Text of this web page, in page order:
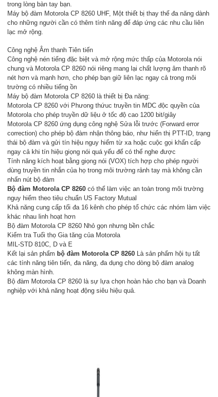
trong lòng bàn tay bạn.
Máy bộ đàm Motorola CP 8260 UHF, Một thiết bị thay thế đa năng dành
cho những người cần có thêm tính năng để đáp ứng các nhu cầu liên
lạc mở rộng.
Công nghệ Âm thanh Tiên tiến
Công nghệ nén tiếng đặc biệt và mở rộng mức thấp của Motorola nói
chung và Motorola CP 8260 nói riêng mang lại chất lượng âm thanh rõ
nét hơn và mạnh hơn, cho phép bạn giữ liên lạc ngay cả trong môi
trường có nhiều tiếng ồn
Máy bộ đàm Motorola CP 8260 là thiết bị Đa năng:
Motorola CP 8260 với Phưong thứuc truyền tin MDC độc quyền của
Motorola cho phép truyền dữ liệu ở tốc độ cao 1200 bit/giây
Motorola CP 8260 ứng dụng công nghệ Sửa lỗi trước (Forward error
correction) cho phép bộ đàm nhận thông báo, như hiển thị PTT-ID, trạng
thái bộ đàm và gửi tín hiệu nguy hiểm từ xa hoặc cuộc gọi khẩn cấp
ngay cả khi tín hiệu giọng nói quá yếu để có thể nghe được
Tính năng kích hoạt bằng giọng nói (VOX) tích hợp cho phép người
dùng truyền tin nhắn của họ trong môi trường rảnh tay mà không cần
nhấn nút bộ đàm
Bộ đàm Motorola CP 8260 có thể làm việc an toàn trong môi trường
nguy hiểm theo tiêu chuẩn US Factory Mutual
Khả năng cung cấp tối đa 16 kênh cho phép tổ chức các nhóm làm việc
khác nhau linh hoạt hơn
Bộ đàm Motorola CP 8260 Nhỏ gọn nhưng bền chắc
Kiểm tra Tuổi thọ Gia tăng của Motorola
MIL-STD 810C, D và E
Kết lại sản phẩm bộ đàm Motorola CP 8260 Là sản phẩm hội tụ tất
các tính năng tiên tiến, đa năng, đa dụng cho dòng bộ đàm analog
không màn hình.
Bộ đàm Motorola CP 8260 là sự lựa chọn hoàn hảo cho bạn và Doanh
nghiệp với khả năng hoạt động siêu hiệu quả.